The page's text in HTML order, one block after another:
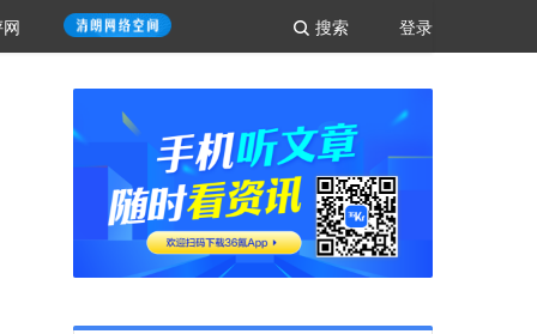
登录
搜索